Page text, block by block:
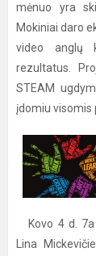
mėnuo yra
Mokiniai daro
video anglų
rezultatus.
STEAM
įdomiu visomis
Kovo 4 d. 7a
Lina